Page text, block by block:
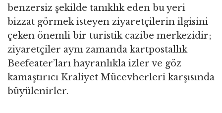
benzersiz şekilde tanıklık eden bu yeri
bizzat görmek isteyen ziyaretçilerin ilgisini
çeken önemli bir turistik cazibe merkezidir;
ziyaretçiler aynı zamanda kartpostallık
Beefeater’ları hayranlıkla izler ve göz
kamaştırıcı Kraliyet Mücevherleri karşısında
büyülenirler.